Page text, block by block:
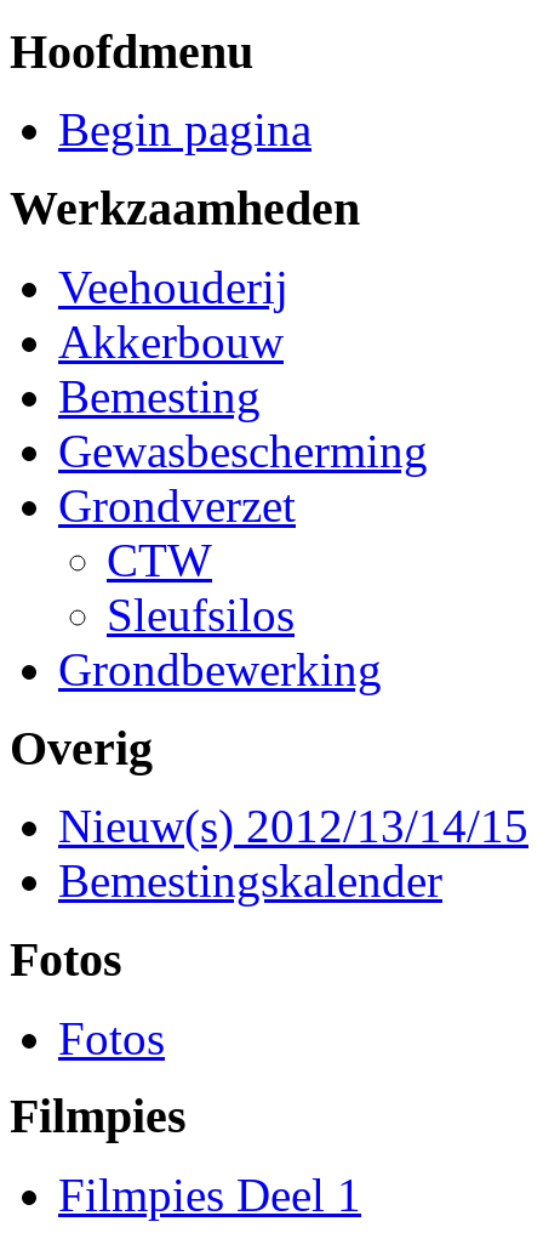
Hoofdmenu
Begin pagina
Werkzaamheden
Veehouderij
Akkerbouw
Bemesting
Gewasbescherming
Grondverzet
CTW
Sleufsilos
Grondbewerking
Overig
Nieuw(s) 2012/13/14/15
Bemestingskalender
Fotos
Fotos
Filmpies
Filmpies Deel 1